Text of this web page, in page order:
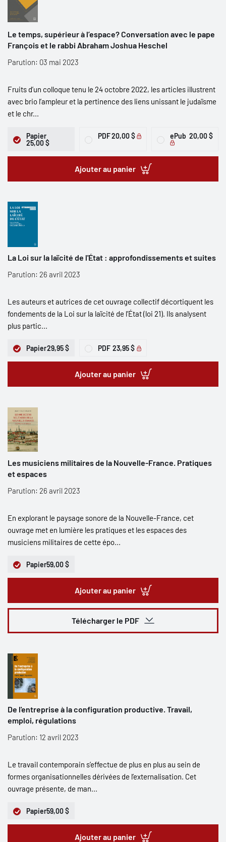
Le temps, supérieur à l’espace? Conversation avec le pape
François et le rabbi Abraham Joshua Heschel
Parution: 03 mai 2023
Fruits d’un colloque tenu le 24 octobre 2022, les articles illustrent
avec brio l’ampleur et la pertinence des liens unissant le judaïsme
et le chr...
Papier
25,00 $
PDF20,00 $ ePub 20,00 $
Ajouter au panier
La Loi sur la laïcité de l'État : approfondissements et suites
Parution: 26 avril 2023
Les auteurs et autrices de cet ouvrage collectif décortiquent les
fondements de la Loi sur la laïcité de l’État (loi 21). Ils analysent
plus partic...
Papier29,95 $ PDF 23,95 $
Ajouter au panier
Les musiciens militaires de la Nouvelle-France. Pratiques
et espaces
Parution: 26 avril 2023
En explorant le paysage sonore de la Nouvelle-France, cet
ouvrage met en lumière les pratiques et les espaces des
musiciens militaires de cette épo...
Papier59,00 $
Ajouter au panier
Télécharger le PDF
De l'entreprise à la configuration productive. Travail,
emploi, régulations
Parution: 12 avril 2023
Le travail contemporain s’effectue de plus en plus au sein de
formes organisationnelles dérivées de l’externalisation. Cet
ouvrage présente, de man...
Papier59,00 $
Ajouter au panier